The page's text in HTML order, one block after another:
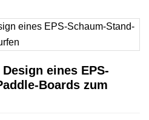
eines EPS-
Boards zum